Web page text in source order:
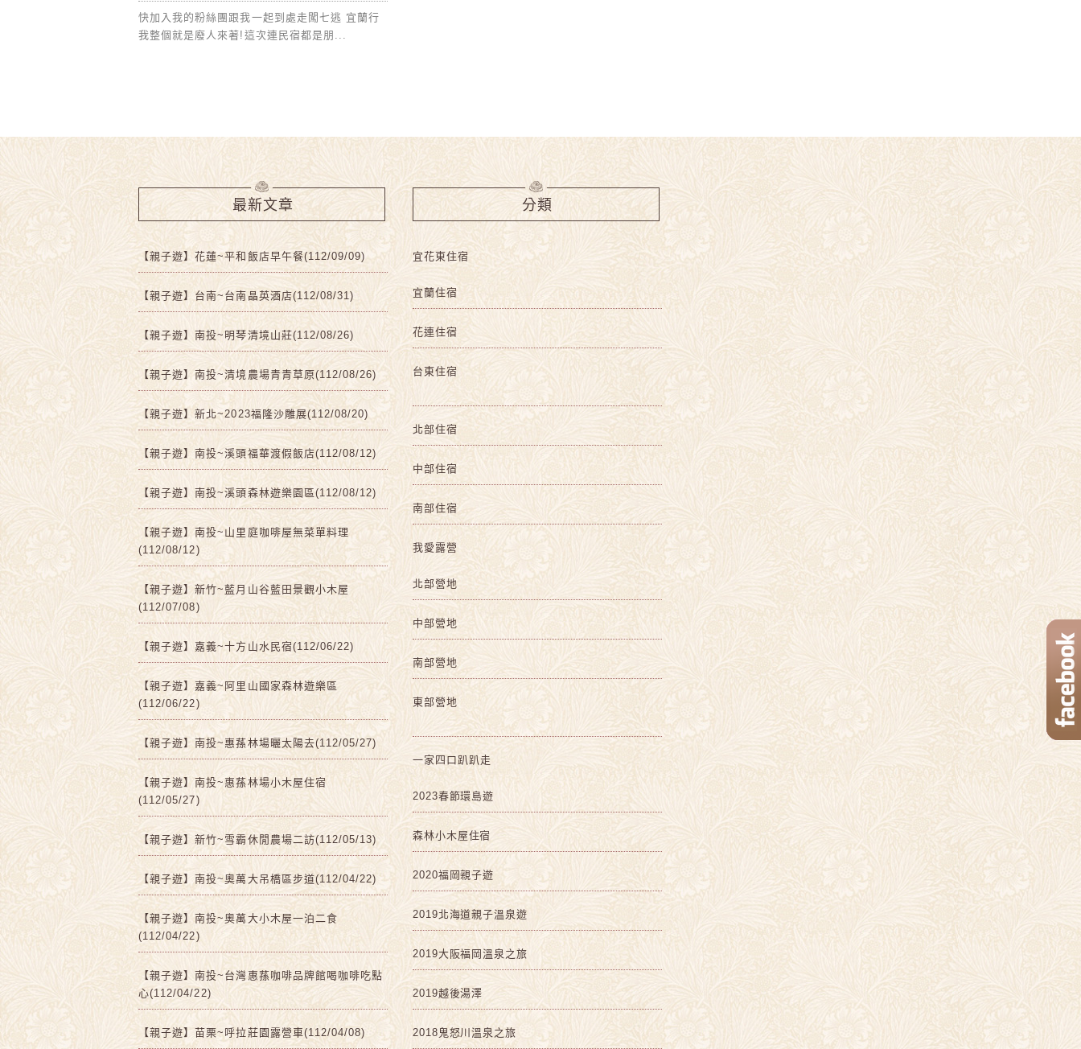
快加入我的粉絲團跟我一起到處走闖七逃 宜蘭行
我整個就是廢人來著!這次連民宿都是朋...
最新文章
【親子遊】花蓮~平和飯店早午餐(112/09/09)
【親子遊】台南~台南晶英酒店(112/08/31)
【親子遊】南投~明琴清境山莊(112/08/26)
【親子遊】南投~清境農場青青草原(112/08/26)
【親子遊】新北~2023福隆沙雕展(112/08/20)
【親子遊】南投~溪頭福華渡假飯店(112/08/12)
【親子遊】南投~溪頭森林遊樂園區(112/08/12)
【親子遊】南投~山里庭咖啡屋無菜單料理
(112/08/12)
【親子遊】新竹~藍月山谷藍田景觀小木屋
(112/07/08)
【親子遊】嘉義~十方山水民宿(112/06/22)
【親子遊】嘉義~阿里山國家森林遊樂區
(112/06/22)
【親子遊】南投~惠蓀林場曬太陽去(112/05/27)
【親子遊】南投~惠蓀林場小木屋住宿
(112/05/27)
【親子遊】新竹~雪霸休閒農場二訪(112/05/13)
【親子遊】南投~奧萬大吊橋區步道(112/04/22)
【親子遊】南投~奧萬大小木屋一泊二食
(112/04/22)
【親子遊】南投~台灣惠蓀咖啡品牌館喝咖啡吃點
心(112/04/22)
【親子遊】苗栗~呼拉莊園露營車(112/04/08)
分類
宜花東住宿
宜蘭住宿
花連住宿
台東住宿
北部住宿
中部住宿
南部住宿
我愛露營
北部營地
中部營地
南部營地
東部營地
一家四口趴趴走
2023春節環島遊
森林小木屋住宿
2020福岡親子遊
2019北海道親子溫泉遊
2019大阪福岡溫泉之旅
2019越後湯澤
2018鬼怒川溫泉之旅